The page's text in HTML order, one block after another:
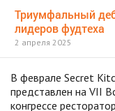
Триумфальный
лидеров фудтеха
2 апреля 2025
В феврале Secret
представлен на VII
конгрессе